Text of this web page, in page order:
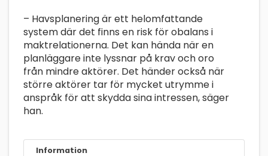
– Havsplanering är ett helomfattande
system där det finns en risk för obalans i
maktrelationerna. Det kan hända när en
planläggare inte lyssnar på krav och oro
från mindre aktörer. Det händer också när
större aktörer tar för mycket utrymme i
anspråk för att skydda sina intressen, säger
han.
Information